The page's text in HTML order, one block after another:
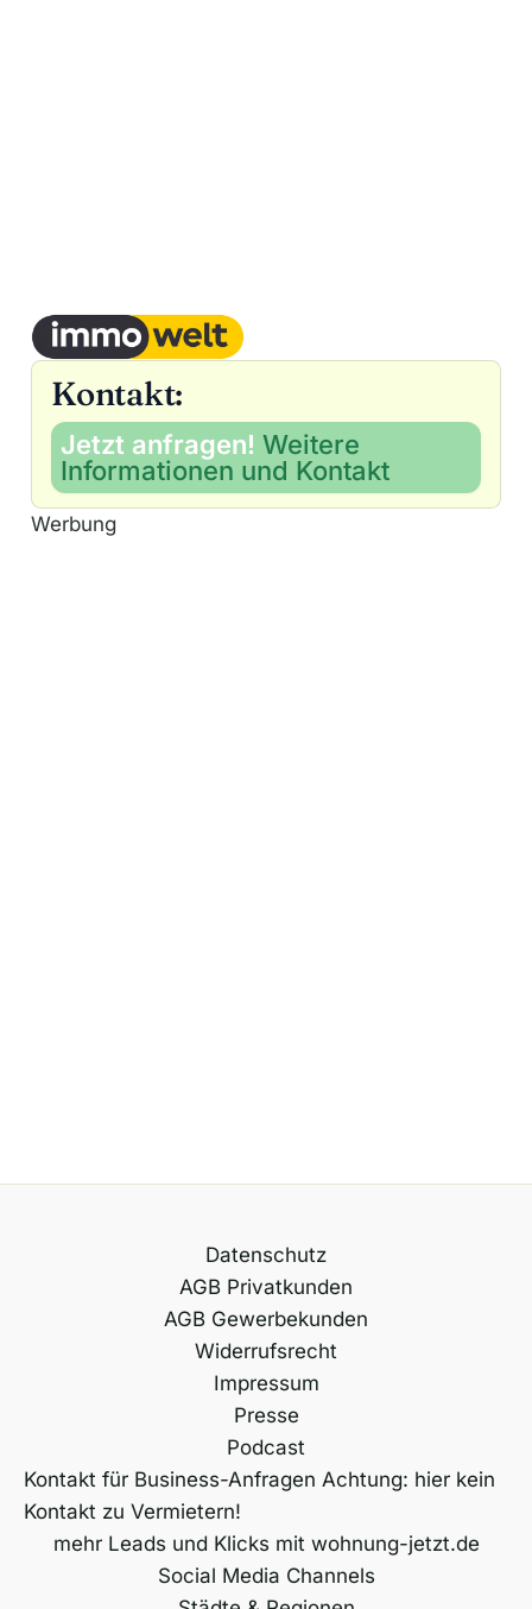
Kontakt:
Jetzt anfragen! Weitere
Informationen und Kontakt
Werbung
Datenschutz
AGB Privatkunden
AGB Gewerbekunden
Widerrufsrecht
Impressum
Presse
Podcast
Kontakt für Business-Anfragen Achtung: hier kein
Kontakt zu Vermietern!
mehr Leads und Klicks mit wohnung-jetzt.de
Social Media Channels